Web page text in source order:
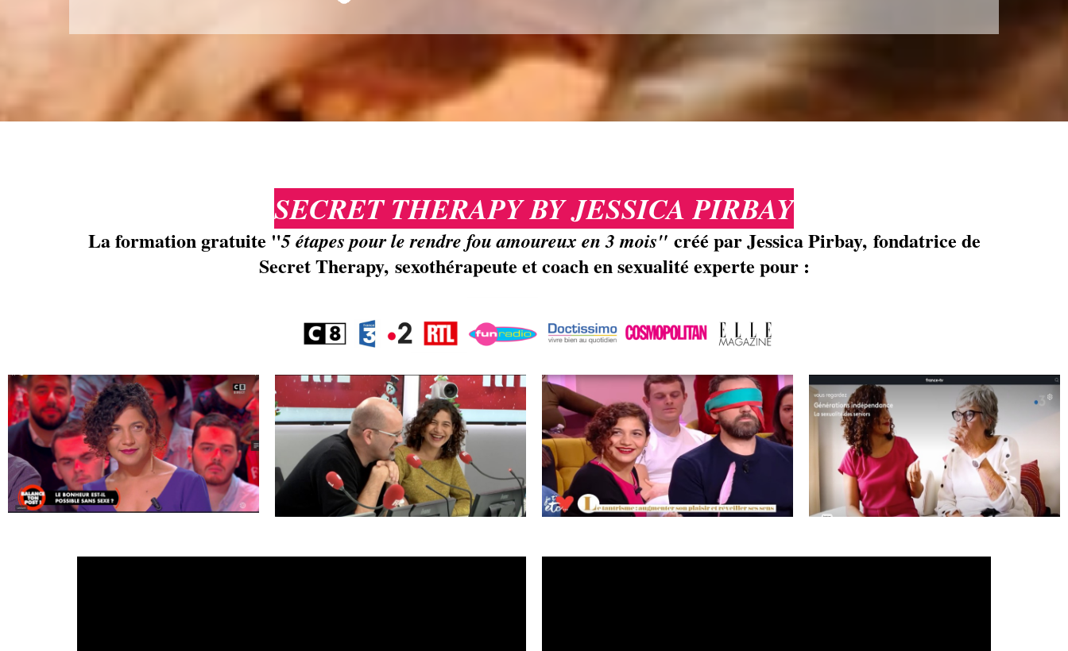
SECRET THERAPY BY JESSICA PIRBAY
La formation gratuite "5 étapes pour le rendre fou amoureux en 3 mois" créé par Jessica Pirbay, fondatrice de
Secret Therapy, sexothérapeute et coach en sexualité experte pour :